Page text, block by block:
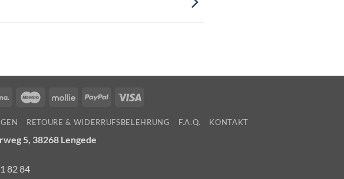
Klarna MaestroMollie PayPal
RETOURE & WIDERRUFSBELEHRUNG F.A.Q. KONTAKT
5, 38268 Lengede
82 84